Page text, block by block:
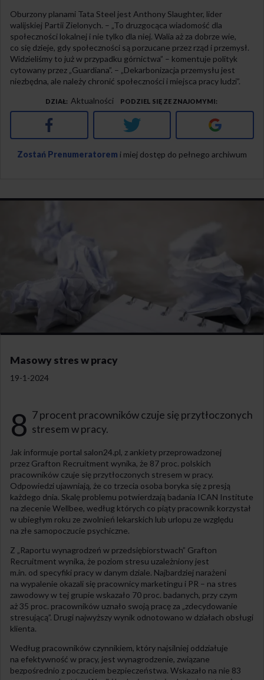
Oburzony planami Tata Steel jest Anthony Slaughter, lider
walijskiej Partii Zielonych. – „To druzgocąca wiadomość dla
społeczności lokalnej i nie tylko dla niej. Walia aż za dobrze wie,
co się dzieje, gdy społeczności są porzucane przez rząd i przemysł.
Widzieliśmy to już w przypadku górnictwa” – komentuje polityk
cytowany przez „Guardiana”. – „Dekarbonizacja przemysłu jest
niezbędna, ale należy chronić społeczności i miejsca pracy ludzi”.
DZIAŁ Aktualności PODZIEL SIĘ ZE ZNAJOMYMI
Facebook Twitter Google+
Zostań Prenumeratorem i miej dostęp do pełnego archiwum
Masowy stres w pracy
19-1-2024
8 7 procent pracowników czuje się przytłoczonych
stresem w pracy.
Jak informuje portal salon24.pl, z ankiety przeprowadzonej
przez Grafton Recruitment wynika, że 87 proc. polskich
pracowników czuje się przytłoczonych stresem w pracy.
Odpowiedzi ujawniają, że co trzecia osoba boryka się z presją
każdego dnia. Skalę problemu potwierdzają badania ICAN Institute
na zlecenie Wellbee, według których co piąty pracownik korzystał
w ubiegłym roku ze zwolnień lekarskich lub urlopu ze względu
na złe samopoczucie psychiczne.
Z „Raportu wynagrodzeń w przedsiębiorstwach” Grafton
Recruitment wynika, że poziom stresu uzależniony jest
m.in. od specyfiki pracy w danym dziale. Najbardziej narażeni
na wypalenie okazali się pracownicy marketingu i PR – na stres
zawodowy w tej grupie wskazało 70 proc. badanych, przy czym
aż 35 proc. pracowników uznało swoją pracę za „zdecydowanie
stresującą”. Drugi najwyższy wynik odnotowano w działach obsługi
klienta.
Według pracowników czynnikiem, który najsilniej oddziałuje
na efektywność w pracy, jest wynagrodzenie, związane
bezpośrednio z poczuciem bezpieczeństwa. Wskazało na nie 83